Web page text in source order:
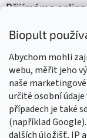
Biopult
Abychom mohli
webu, měřit jeho
naše
určité osobní
případech je také
(například
dalších úložišť, IP
Přijímáme
Výrobky označené
BIO-003